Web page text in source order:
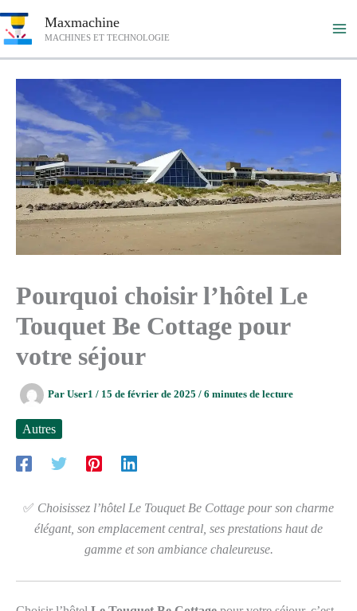
au
Maxmachine
MACHINES ET TECHNOLOGIE
Pourquoi choisir l’hôtel Le
Touquet Be Cottage pour
votre séjour
Par User1 / 15 de février de 2025 / 6 minutes de lecture
Autres
✅ Choisissez l’hôtel Le Touquet Be Cottage pour son charme
élégant, son emplacement central, ses prestations haut de
gamme et son ambiance chaleureuse.